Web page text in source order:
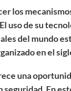
los
uso de su
del mundo
en el
una